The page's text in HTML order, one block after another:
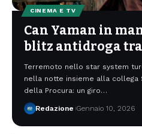
CINEMA E TV
Can Yaman in
blitz antidroga
Terremoto nello star system
nella notte insieme alla collega
della Procura: un giro…
Redazione Gennaio 10, 2026